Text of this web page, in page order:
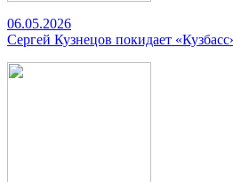
06.05.2026
Сергей Кузнецов покидает